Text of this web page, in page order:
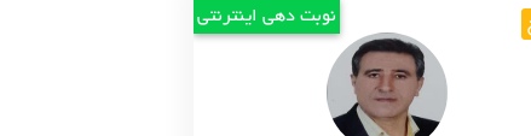
نوبت دهی اینترنتی